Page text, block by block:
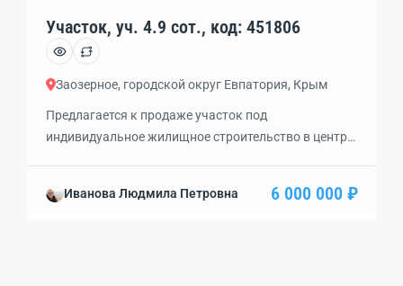
Участок, уч. 4.9 сот., код: 451806
Заозерное, городской округ Евпатория, Крым
Предлагается к продаже участок под
индивидуальное жилищное строительство в центре
Цена будет повышаться.
Иванова Людмила Петровна 6 000 000 ₽